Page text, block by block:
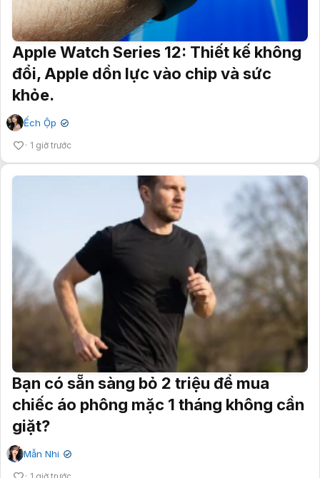
Apple Watch Series 12: Thiết kế không
đổi, Apple dồn lực vào chip và sức
khỏe.
Ếch Ộp ✔
1 giờ trước
Bạn có sẵn sàng bỏ 2 triệu để mua
chiếc áo phông mặc 1 tháng không cần
giặt?
Mẫn Nhi ✔